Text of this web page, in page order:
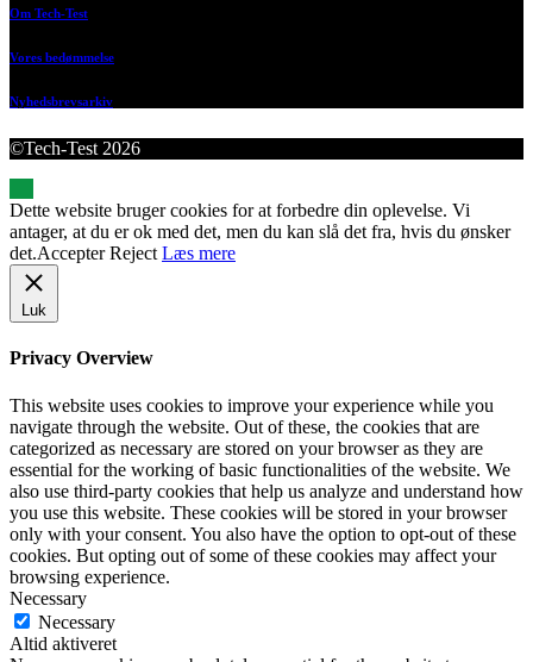
Om Tech-Test
Vores bedømmelse
Nyhedsbrevsarkiv
©Tech-Test 2026
Dette website bruger cookies for at forbedre din oplevelse. Vi
antager, at du er ok med det, men du kan slå det fra, hvis du ønsker
det.Accepter Reject Læs mere
Luk
Privacy Overview
This website uses cookies to improve your experience while you
navigate through the website. Out of these, the cookies that are
categorized as necessary are stored on your browser as they are
essential for the working of basic functionalities of the website. We
also use third-party cookies that help us analyze and understand how
you use this website. These cookies will be stored in your browser
only with your consent. You also have the option to opt-out of these
cookies. But opting out of some of these cookies may affect your
browsing experience.
Necessary
Necessary
Altid aktiveret